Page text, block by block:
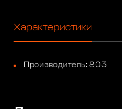
Характеристики
Производитель: 803